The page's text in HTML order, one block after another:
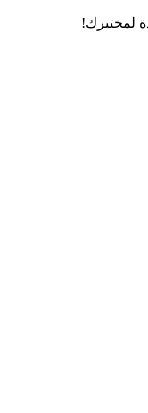
لمختبرك!